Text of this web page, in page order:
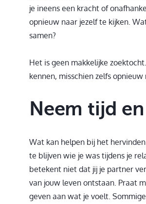
je ineens een kracht of
opnieuw naar jezelf te kijken.
samen?
Het is geen makkelijke
kennen, misschien zelfs
Neem tijd
Wat kan helpen bij het
te blijven wie je was tijdens je
betekent niet dat jij je partner
van jouw leven ontstaan. Praat
geven aan wat je voelt.